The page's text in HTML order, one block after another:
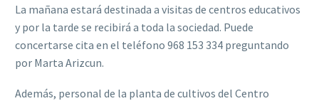
La mañana estará destinada a visitas de centros educativos
y por la tarde se recibirá a toda la sociedad. Puede
concertarse cita en el teléfono 968 153 334 preguntando
por Marta Arizcun.
Además, personal de la planta de cultivos del Centro